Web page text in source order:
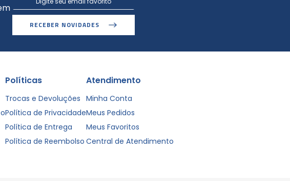
RECEBER NOVIDADES
Políticas
Trocas e Devoluções
Política de Privacidade
Política de Entrega
Política de Reembolso
Atendimento
Minha Conta
Meus Pedidos
Meus Favoritos
Central de Atendimento